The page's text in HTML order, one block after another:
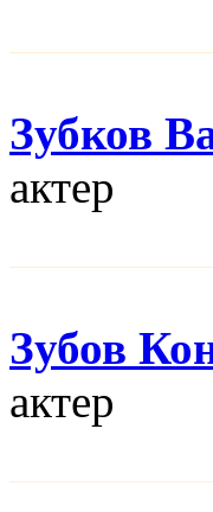
Зубков
актер
Зубов
актер